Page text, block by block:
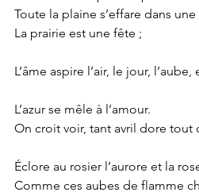
Toute la plaine s’effare dans
La prairie est une fête ;
L’âme aspire l’air, le jour,
L’azur se mêle à l’amour.
On croit voir, tant avril dore tout
Éclore au rosier l’aurore et la
Comme ces aubes de flamme